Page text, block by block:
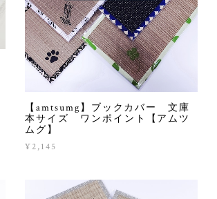
【amtsumg】ブックカバー 文庫
本サイズ ワンポイント【アムツ
ムグ】
¥2,145